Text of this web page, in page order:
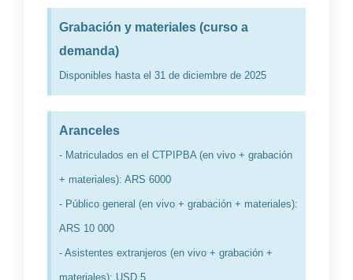
Grabación y materiales (curso a
demanda)
Disponibles hasta el 31 de diciembre de 2025
Aranceles
- Matriculados en el CTPIPBA (en vivo + grabación
+ materiales): ARS 6000
- Público general (en vivo + grabación + materiales):
ARS 10 000
- Asistentes extranjeros (en vivo + grabación +
materiales): USD 5